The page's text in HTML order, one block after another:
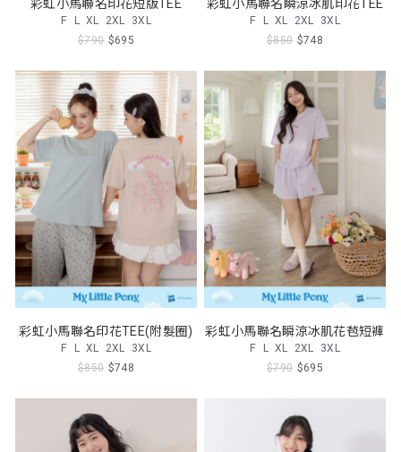
彩虹小馬聯名印花短版TEE
F L XL 2XL 3XL
$790 $695
彩虹小馬聯名瞬涼冰肌印花TEE
F L XL 2XL 3XL
$850 $748
彩虹小馬聯名印花TEE(附髮圈)
F L XL 2XL 3XL
$850 $748
彩虹小馬聯名瞬涼冰肌花苞短褲
F L XL 2XL 3XL
$790 $695